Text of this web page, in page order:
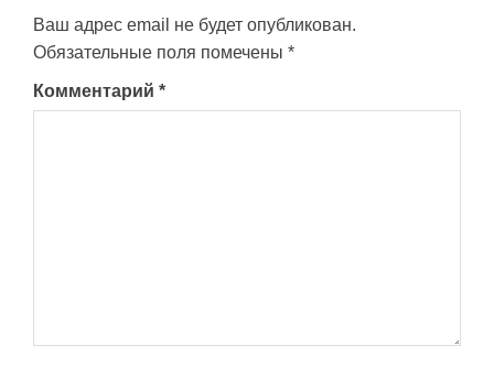
Ваш адрес email не будет опубликован.
Обязательные поля помечены *
Комментарий *